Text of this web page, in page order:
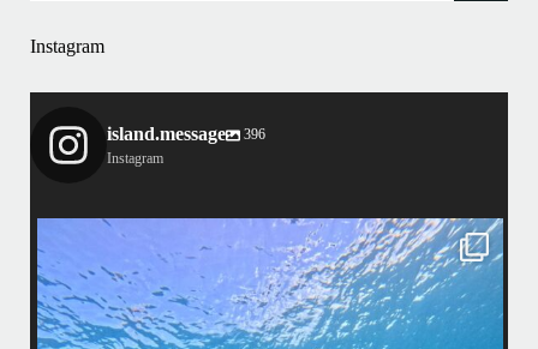
Instagram
island.message
396
Instagram
island.message
はいさい！
アイランドメッセージです
•
最近投稿できてませんでしたが今シーズンも渡嘉敷島上陸ツアーとケラ
マ体験ダイビング&シュノーケル班に分かれて毎日海へ行っております